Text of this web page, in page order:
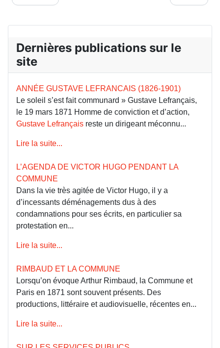
Dernières publications sur le
site
ANNÉE GUSTAVE LEFRANCAIS (1826-1901)
Le soleil s’est fait communard » Gustave Lefrançais,
le 19 mars 1871 Homme de conviction et d’action,
Gustave Lefrançais reste un dirigeant méconnu...
Lire la suite...
L’AGENDA DE VICTOR HUGO PENDANT LA
COMMUNE
Dans la vie très agitée de Victor Hugo, il y a
d’incessants déménagements dus à des
condamnations pour ses écrits, en particulier sa
protestation en...
Lire la suite...
RIMBAUD ET LA COMMUNE
Lorsqu’on évoque Arthur Rimbaud, la Commune et
Paris en 1871 sont souvent présents. Des
productions, littéraire et audiovisuelle, récentes en...
Lire la suite...